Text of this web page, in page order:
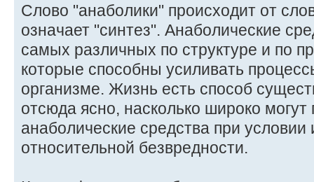
Слово "анаболики" происходит от
означает "синтез". Анаболические
самых различных по структуре и по
которые способны усиливать
организме. Жизнь есть способ
отсюда ясно, насколько широко могут
анаболические средства при условии
относительной безвредности.